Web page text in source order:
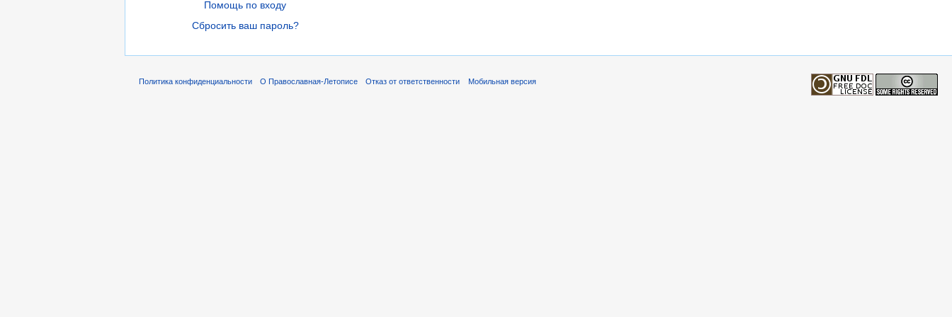
Помощь по входу
Сбросить ваш пароль?
Политика конфиденциальности О Православная-Летописе Отказ от ответственности Мобильная версия